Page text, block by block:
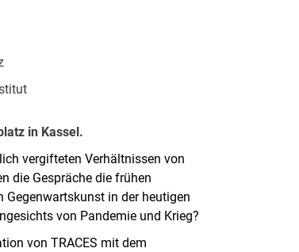
in Kassel.
vergifteten Verhältnissen von
die Gespräche die frühen
Gegenwartskunst in der heutigen
von Pandemie und Krieg?
von TRACES mit dem